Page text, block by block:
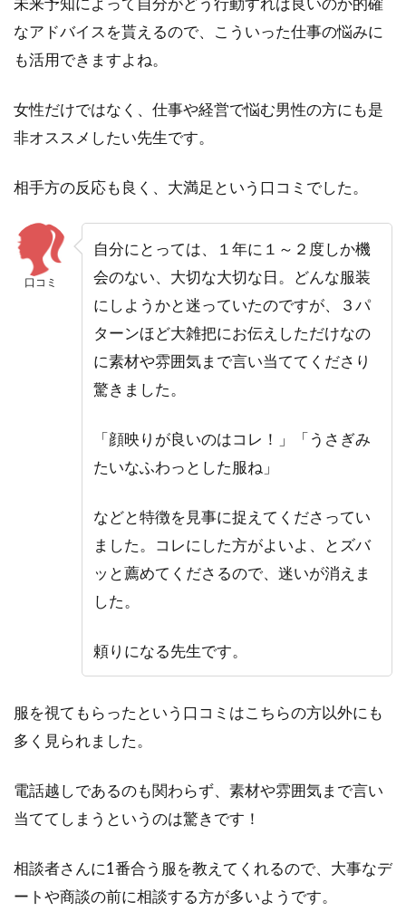
なアドバイスを貰えるので、こういった仕事の悩みに
も活用できますよね。
女性だけではなく、仕事や経営で悩む男性の方にも是
非オススメしたい先生です。
相手方の反応も良く、大満足という口コミでした。
口コミ
自分にとっては、１年に１～２度しか機
会のない、大切な大切な日。 どんな服装
にしようかと迷っていたのですが、３パ
ターンほど大雑把にお伝えしただけなの
に素材や雰囲気まで言い当ててくださり
驚きました。
「顔映りが良いのはコレ！」「うさぎみ
たいなふわっとした服ね」
などと特徴を見事に捉えてくださってい
ました。コレにした方がよいよ、とズバ
ッと薦めてくださるので、迷いが消えま
した。
頼りになる先生です。
服を視てもらったという口コミはこちらの方以外にも
多く見られました。
電話越しであるのも関わらず、素材や雰囲気まで言い
当ててしまうというのは驚きです！
相談者さんに1番合う服を教えてくれるので、大事なデ
ートや商談の前に相談する方が多いようです。